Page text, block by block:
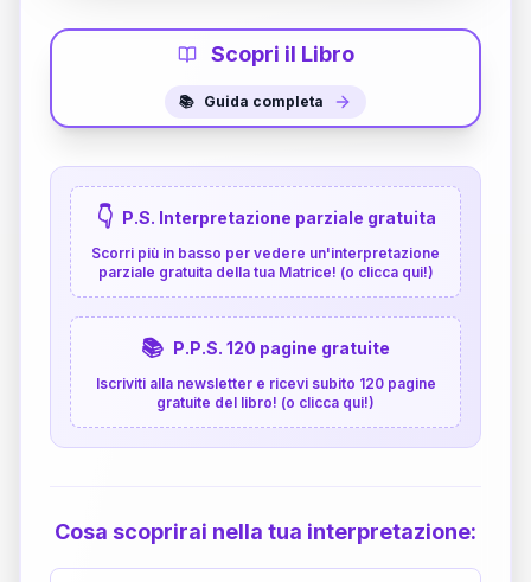
Scopri il Libro
📚 Guida completa
👇 P.S. Interpretazione parziale gratuita
Scorri più in basso per vedere un'interpretazione
parziale gratuita della tua Matrice! (o clicca qui!)
📚 P.P.S. 120 pagine gratuite
Iscriviti alla newsletter e ricevi subito 120 pagine
gratuite del libro! (o clicca qui!)
Cosa scoprirai nella tua interpretazione: